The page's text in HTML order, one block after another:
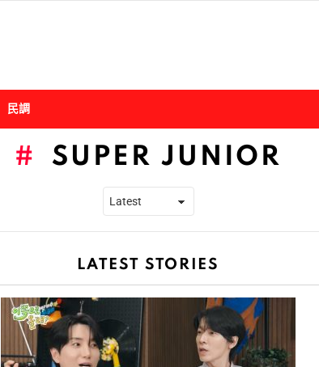
民調
SUPER JUNIOR
LATEST STORIES